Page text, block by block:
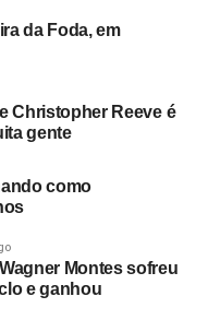
da Foda, em
Christopher Reeve é
gente
como
Montes sofreu
e ganhou